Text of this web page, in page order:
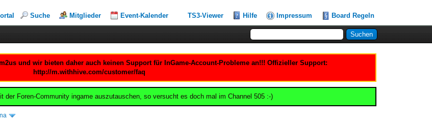
Suche Mitglieder Event-Kalender TS3-Viewer Hilfe Impressum Board Regeln
und wir bieten daher auch keinen Support für InGame-Account-Probleme an!!! Offizieller Support:
http://m.withhive.com/customer/faq
der Foren-Community ingame auszutauschen, so versucht es doch mal im Channel 505 :-)